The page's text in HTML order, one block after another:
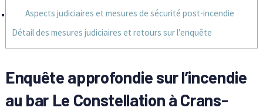
Aspects judiciaires et mesures de sécurité post-incendie
Détail des mesures judiciaires et retours sur l’enquête
Enquête approfondie sur l’incendie
au bar Le Constellation à Crans-